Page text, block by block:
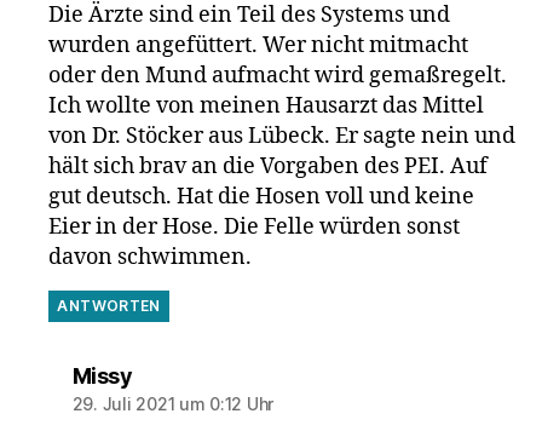
Die Ärzte sind ein Teil des Systems und
wurden angefüttert. Wer nicht mitmacht
oder den Mund aufmacht wird gemaßregelt.
Ich wollte von meinen Hausarzt das Mittel
von Dr. Stöcker aus Lübeck. Er sagte nein und
hält sich brav an die Vorgaben des PEI. Auf
gut deutsch. Hat die Hosen voll und keine
Eier in der Hose. Die Felle würden sonst
davon schwimmen.
ANTWORTEN
Missysagt:
29. Juli 2021 um 0:12 Uhr